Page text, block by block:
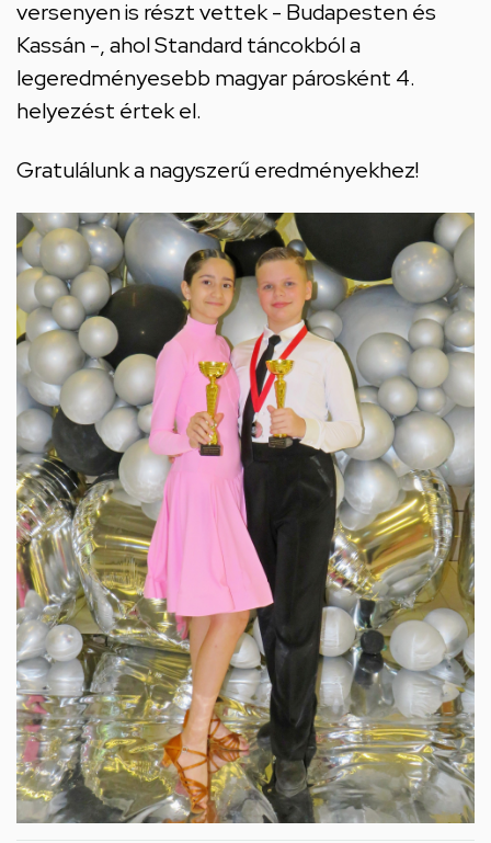
versenyen is részt vettek - Budapesten és
Kassán -, ahol Standard táncokból a
legeredményesebb magyar párosként 4.
helyezést értek el.
Gratulálunk a nagyszerű eredményekhez!